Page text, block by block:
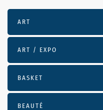
ART
ART / EXPO
BASKET
BEAUTÉ